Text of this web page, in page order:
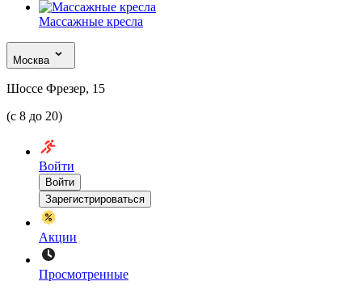
Массажные кресла
Москва
Шоссе Фрезер, 15
(с 8 до 20)
Войти
Войти
Зарегистрироваться
Акции
Просмотренные